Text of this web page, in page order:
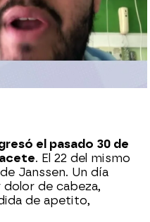
11:08
el pasado 30 de
. El 22 del mismo
Janssen. Un día
de cabeza,
de apetito,